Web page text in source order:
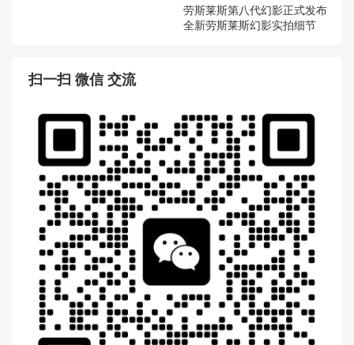
劳斯莱斯第八代幻影正式发布
全新劳斯莱斯幻影实拍细节
扫一扫 微信 交流